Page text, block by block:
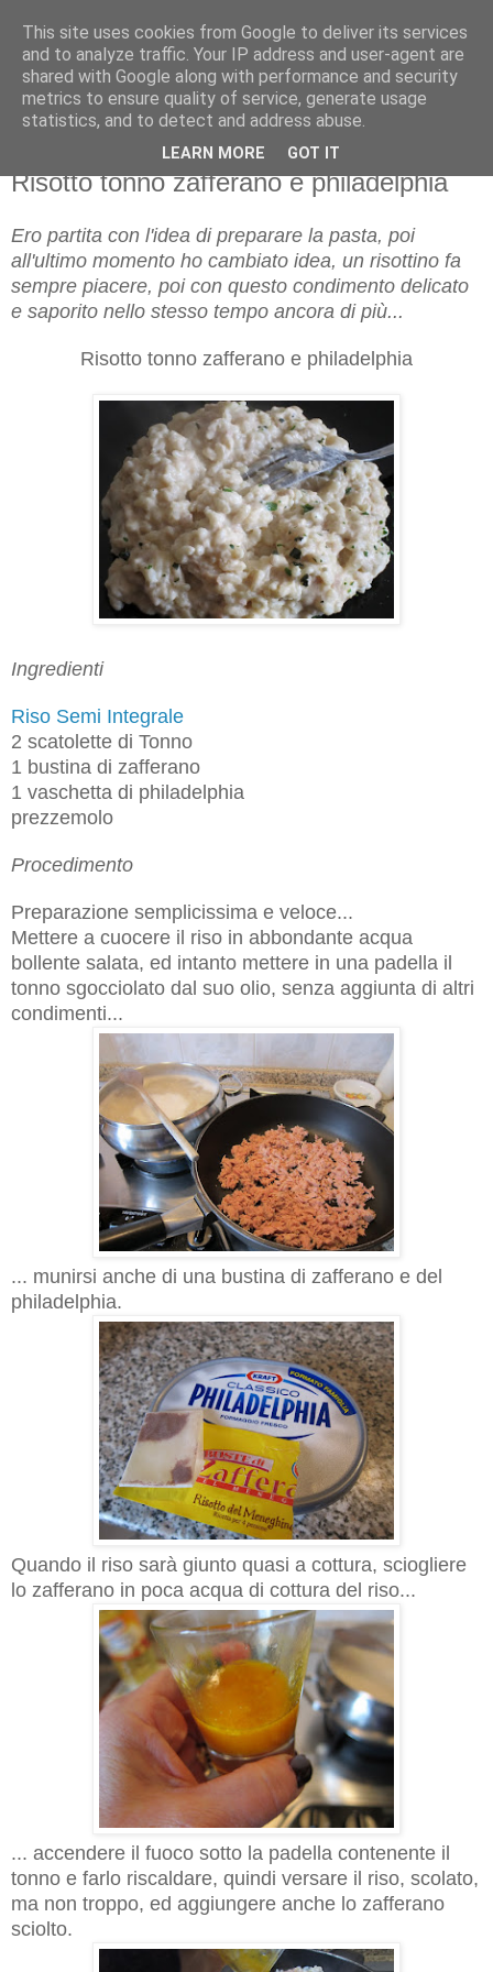
domenica 29 gennaio 2012
Risotto tonno zafferano e philadelphia
Ero partita con l'idea di preparare la pasta, poi
all'ultimo momento ho cambiato idea, un risottino fa
sempre piacere, poi con questo condimento delicato
e saporito nello stesso tempo ancora di più...
Risotto tonno zafferano e philadelphia
Ingredienti
Riso Semi Integrale
2 scatolette di Tonno
1 bustina di zafferano
1 vaschetta di philadelphia
prezzemolo
Procedimento
Preparazione semplicissima e veloce...
Mettere a cuocere il riso in abbondante acqua
bollente salata, ed intanto mettere in una padella il
tonno sgocciolato dal suo olio, senza aggiunta di altri
condimenti...
... munirsi anche di una bustina di zafferano e del
philadelphia.
Quando il riso sarà giunto quasi a cottura, sciogliere
lo zafferano in poca acqua di cottura del riso...
... accendere il fuoco sotto la padella contenente il
tonno e farlo riscaldare, quindi versare il riso, scolato,
ma non troppo, ed aggiungere anche lo zafferano
sciolto.
This site uses cookies from Google to deliver its services
and to analyze traffic. Your IP address and user-agent are
shared with Google along with performance and security
metrics to ensure quality of service, generate usage
statistics, and to detect and address abuse.
LEARN MORE GOT IT